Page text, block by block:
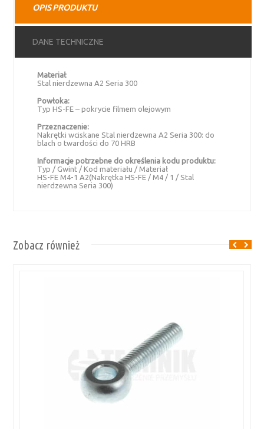
300
OPIS PRODUKTU
DANE TECHNICZNE
Materiał:
Stal nierdzewna A2 Seria 300
Powłoka:
Typ HS-FE – pokrycie filmem olejowym
Przeznaczenie:
Nakrętki wciskane Stal nierdzewna A2 Seria 300: do
blach o twardości do 70 HRB
Informacje potrzebne do określenia kodu produktu:
Typ / Gwint / Kod materiału / Materiał
HS-FE M4-1 A2(Nakrętka HS-FE / M4 / 1 / Stal
nierdzewna Seria 300)
Zobacz również